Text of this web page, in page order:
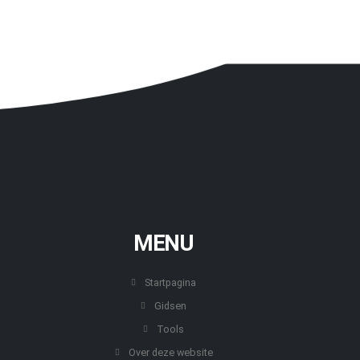
MENU
Startpagina
Gidsen
Tools
Over deze website